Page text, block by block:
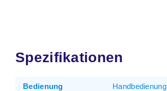
Spezifikationen
Bedienung Handbedienung